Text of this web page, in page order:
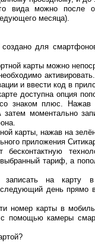
вида можно после
месяца).
для
карты можно
и ввести код в
доступна опция
со знаком плюс.
моментально
карты, нажав на
приложения
тариф, а
на карту в
день прямо
номер карты в
помощью камеры